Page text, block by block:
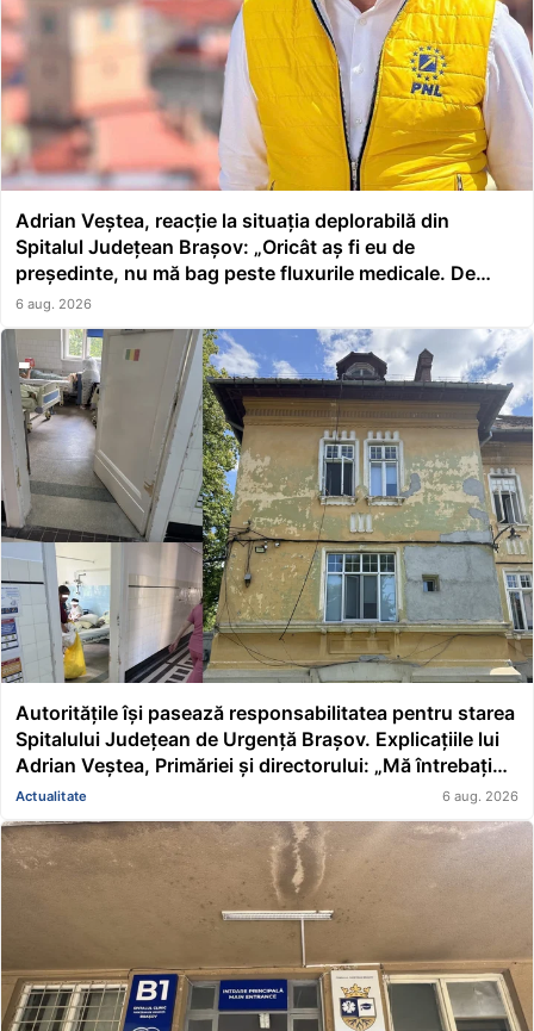
Adrian Veștea, reacție la situația deplorabilă din
Spitalul Județean Brașov: „Oricât aș fi eu de
președinte, nu mă bag peste fluxurile medicale. De
asta a făcut școală managerul”
6 aug. 2026
Autoritățile își pasează responsabilitatea pentru starea
Spitalului Județean de Urgență Brașov. Explicațiile lui
Adrian Veștea, Primăriei și directorului: „Mă întrebați
pe mine de ce nu s-au renovat în ultimii 36 de ani?”
Actualitate 6 aug. 2026